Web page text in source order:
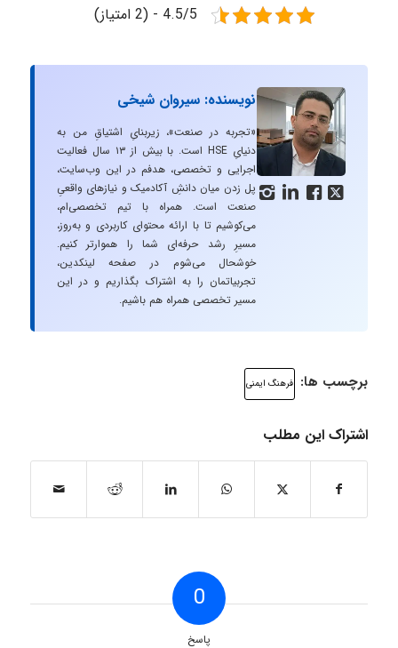
4.5/5 - (2 امتیاز)
   
نویسنده: سیروان شیخی
«تجربه در صنعت»، زیربنایِ اشتیاقِ من به
دنیایِ HSE است. با بیش از ۱۳ سال فعالیت
اجرایی و تخصصی، هدفم در این وب‌سایت،
پل زدن میان دانشِ آکادمیک و نیازهای واقعیِ
صنعت است. همراه با تیم تخصصی‌ام،
می‌کوشیم تا با ارائه محتوای کاربردی و به‌روز،
مسیرِ رشد حرفه‌ای شما را هموارتر کنیم.
خوشحال می‌شوم در صفحه لینکدین،
تجربیاتمان را به اشتراک بگذاریم و در این
مسیر تخصصی همراه هم باشیم.
برچسب ها: فرهنگ ایمنی
اشتراک این مطلب
0
پاسخ